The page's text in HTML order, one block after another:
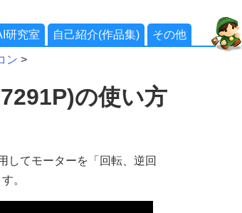
研究室 自己紹介(作品集) その他
ン >
の使い方
してモーターを「回転、逆回
。